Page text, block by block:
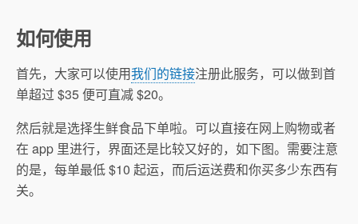
如何使用
首先，大家可以使用我们的链接注册此服务，可以做到首
单超过 $35 便可直减 $20。
然后就是选择生鲜食品下单啦。可以直接在网上购物或者
在 app 里进行，界面还是比较又好的，如下图。需要注意
的是，每单最低 $10 起运，而后运送费和你买多少东西有
关。